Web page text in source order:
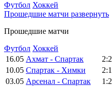
Футбол Хоккей
Прошедшие матчи развернуть
Прошедшие матчи
Футбол Хоккей
16.05 Ахмат - Спартак 2:2
10.05 Спартак - Химки 2:1
03.05 Арсенал - Спартак 1:2